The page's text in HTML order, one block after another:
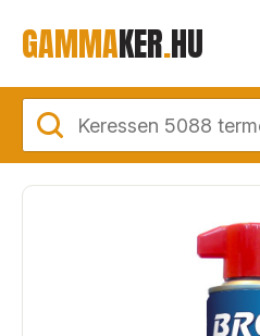
GAMMAKER.HU